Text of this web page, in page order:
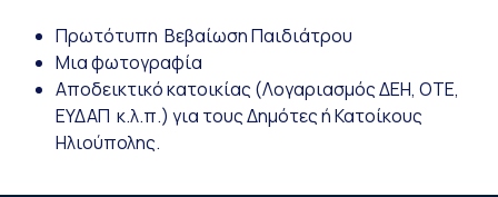
Πρωτότυπη Βεβαίωση Παιδιάτρου
Μια φωτογραφία
Αποδεικτικό κατοικίας (Λογαριασμός ΔΕΗ, ΟΤΕ,
ΕΥΔΑΠ κ.λ.π.) για τους Δημότες ή Κατοίκους
Ηλιούπολης.